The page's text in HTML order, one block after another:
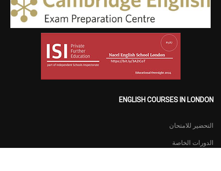
ENGLISH COURSES IN LONDON
التحضير للامتحان
الدورات الخاصة